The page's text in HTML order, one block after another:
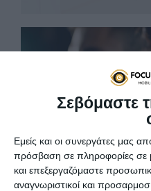
Σεβόμαστε
Εμείς και οι συνεργάτες μας
πρόσβαση σε πληροφορίες σε
και επεξεργαζόμαστε
αναγνωριστικοί και
8 Απριλίου 2025
Premium
Γυμναστήρια &